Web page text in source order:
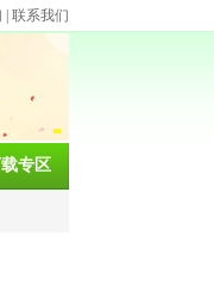
联系我们
专区